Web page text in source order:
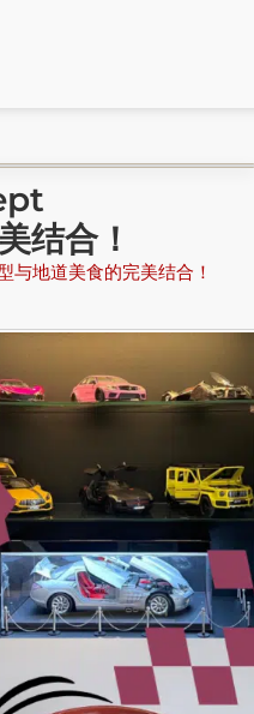
结合！
地道美食的完美结合！